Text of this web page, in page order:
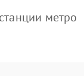
метро